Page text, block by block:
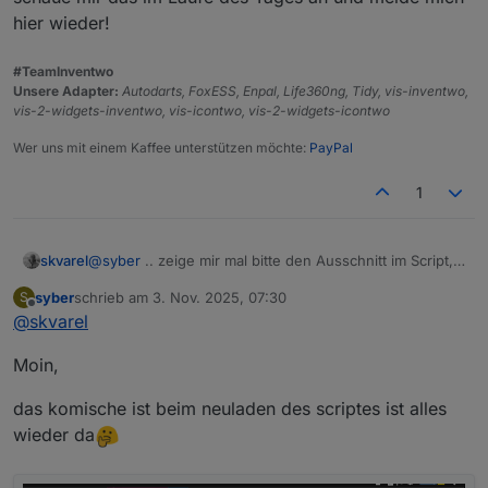
hier wieder!
#TeamInventwo
Unsere Adapter: Autodarts, FoxESS, Enpal, Life360ng, Tidy, vis-inventwo,
vis-2-widgets-inventwo, vis-icontwo, vis-2-widgets-icontwo
Wer uns mit einem Kaffee unterstützen möchte: PayPal
1
skvarel@syber .. zeige mir mal bitte den Ausschnitt im Script,
Tritt das Problem auch bei meinen Icons auf?
S
Offline
syberschrieb am 3. Nov. 2025, 07:30
zuletzt editiert von
@skvarel
Moin,
das komische ist beim neuladen des scriptes ist alles
wieder da